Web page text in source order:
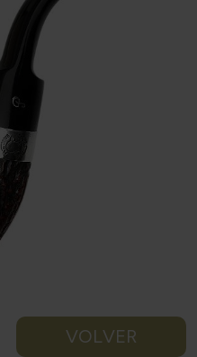
VOLVER